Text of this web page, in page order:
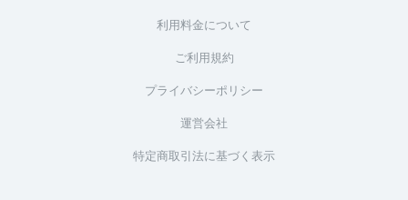
利用料金について
ご利用規約
プライバシーポリシー
運営会社
特定商取引法に基づく表示